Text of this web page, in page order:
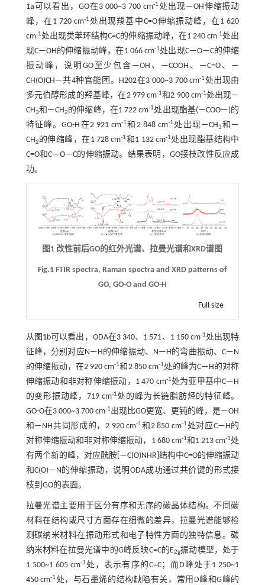
1a可以看出，GO在3 000~3 700 cm-1处出现—OH伸缩振动
峰，在1 720 cm-1处出现羧基中C=O伸缩振动峰，在1 620
cm-1处出现类苯环结构C=C的伸缩振动峰，在1 240 cm-1处出
现C—OH的伸缩振动峰，在1 066 cm-1处出现C—O—C的伸缩
振动峰，说明GO至少包含—OH、—COOH、—C=O、—
CH(O)CH—共4种官能团。H202在3 000~3 700 cm-1处出现由
多元伯醇形成的羟基峰，在2 979 cm-1和2 900 cm-1处出现—
CH3和—CH2 的伸缩峰，在1 722 cm-1处出现酯基(—COO—)的
特征峰。GO-H在2 921 cm-1和2 848 cm-1处出现—CH3和—
CH2 的伸缩峰，在1 728 cm-1和1 132 cm-1处出现酯基结构中
C=O和C—O—C的伸缩振动。结果表明，GO接枝改性反应成
功。
图1 改性前后GO的红外光谱、拉曼光谱和XRD谱图
Fig.1 FTIR spectra, Raman spectra and XRD patterns of
GO, GO-O and GO-H
Full size
从 图1b可以看出，ODA在3 340、1 571、1 150 cm-1处出现特
征峰，分别对应N—H的伸缩振动、N—H的弯曲振动、C—N
的伸缩振动，在2 920 cm-1和2 850 cm-1处的峰为C—H的对称
伸缩振动和非对称伸缩振动，1 470 cm-1处为亚甲基中C—H
的变形振动峰，719 cm-1处的峰为长链脂肪烃的特征峰。
GO-O在3 000~3 700 cm-1出现比GO更宽、更钝的峰，是—OH
和—NH共同形成的，2 920 cm-1和2 850 cm-1 处对应C—H的
对称伸缩振动和非对称伸缩振动，1 680 cm-1和1 213 cm-1处
有两个新的峰，对应酰胺[—C(O)NHR]结构中C=O的伸缩振动
和C(O)—N的伸缩振动，说明ODA成功通过共价键的形式接
枝到GO的表面。
拉曼光谱主要用于区分有序和无序的碳晶体结构。不同碳
材料在结构或尺寸方面存在细微的差异，拉曼光谱能够检
测碳纳米材料在振动形式和电子特性方面的独特信息。碳
纳米材料在拉曼光谱中的G峰反映C=C的E2g振动模型，处于
1 500~1 605 cm-1 处，表示有序的C=C；而D峰处于1 250~1
450 cm-1 处，与石墨烯的结构缺陷有关，常用D峰和G峰的